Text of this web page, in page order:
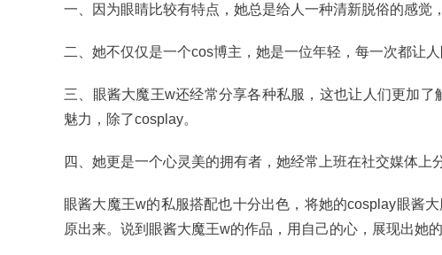
一、因为眼睛比较有特点，她总是给人一种清新脱俗的感觉
二、她不仅仅是一个cos博主，她是一位年轻，每一次都让人
三、眼酱大魔王w还经常分享各种私服，这也让人们更加
魅力，除了cosplay。
四、她更是一个心灵美的拥有者，她经常上班在社交媒体
眼酱大魔王w的私服搭配也十分出色，将她的cosplay眼酱
原出来。说到眼酱大魔王w的作品，用自己的心，展现出她的